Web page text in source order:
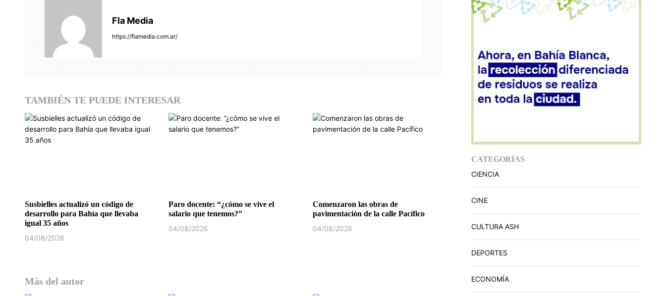
e
e
a
d
a
Fla Media
https://flamedia.com.ar/
TAMBIÉN TE PUEDE INTERESAR
Susbielles actualizó un código de
desarrollo para Bahía que llevaba
igual 35 años
04/08/2026
Paro docente: “¿cómo se vive el
salario que tenemos?”
04/08/2026
Comenzaron las obras de
pavimentación de la calle Pacífico
04/08/2026
Más del autor
CATEGORÍAS
CIENCIA
CINE
CULTURA ASH
DEPORTES
ECONOMÍA